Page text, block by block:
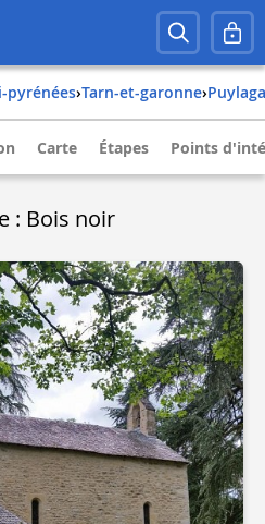
pyrénées› tarn-et-garonne›
Carte Étapes Points
: Bois noir